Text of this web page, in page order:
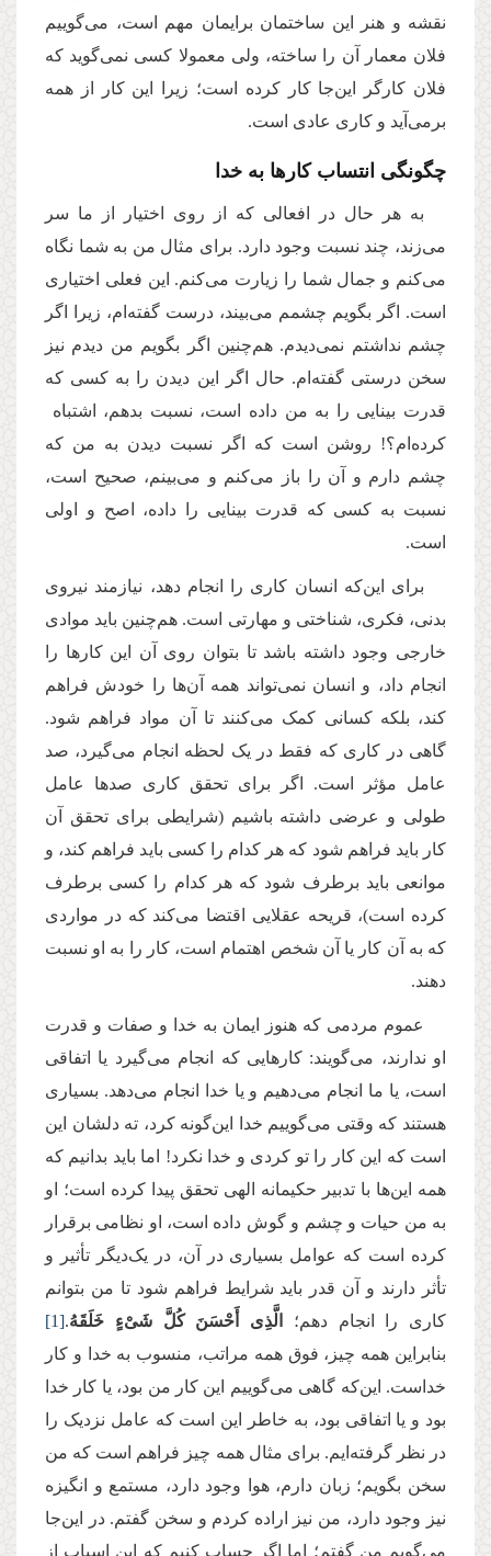
نقشه و هنر این ساختمان برایمان مهم است، می‌گوییم
فلان معمار آن را ساخته، ولی معمولا کسی نمی‌گوید که
فلان کارگر این‌جا کار کرده است؛ زیرا این کار از همه
برمی‌آید و کاری عادی است.
چگونگی انتساب کارها به خدا
به هر حال در افعالی که از روی اختیار از ما سر
می‌زند، چند نسبت وجود دارد. برای مثال من به شما نگاه
می‌کنم و جمال شما را زیارت می‌کنم. این فعلی اختیاری
است. اگر بگویم چشمم می‌بیند، درست گفته‌ام، زیرا اگر
چشم نداشتم نمی‌دیدم. هم‌چنین اگر بگویم من دیدم نیز
سخن درستی گفته‌ام. حال اگر این دیدن را به کسی که
قدرت بینایی را به من داده است، نسبت بدهم، اشتباه
کرده‌ام؟! روشن است که اگر نسبت دیدن به من که
چشم دارم و آن را باز می‌کنم و می‌بینم، صحیح است،‌
نسبت به کسی که قدرت بینایی را داده، اصح و اولی
است.
برای این‌که انسان کاری را انجام دهد، نیازمند نیروی
بدنی، فکری، شناختی و مهارتی است. هم‌چنین باید موادی
خارجی وجود داشته باشد تا بتوان روی آن این کارها را
انجام داد، و انسان نمی‌تواند همه آن‌ها را خودش فراهم
کند، بلکه کسانی کمک می‌کنند تا آن مواد فراهم شود.
گاهی در کاری که فقط در یک لحظه انجام می‌گیرد، صد
عامل مؤثر است. اگر برای تحقق کاری صدها عامل
طولی و عرضی داشته باشیم (شرایطی برای تحقق آن
کار باید فراهم شود که هر کدام را کسی باید فراهم کند، و
موانعی باید برطرف شود که هر کدام را کسی برطرف
کرده است)، قریحه عقلایی اقتضا می‌کند که در مواردی
که به آن کار یا آن شخص اهتمام است، کار را به او نسبت
دهند.
عموم مردمی که هنوز ایمان به خدا و صفات و قدرت
او ندارند، می‌گویند: کارهایی که انجام می‌گیرد یا اتفاقی
است، یا ما انجام می‌دهیم و یا خدا انجام می‌دهد. بسیاری
هستند که وقتی می‌گوییم خدا این‌گونه کرد، ته دلشان این
است که این کار را تو کردی و خدا نکرد! اما باید بدانیم که
همه این‌‌ها با تدبیر حکیمانه الهی تحقق پیدا کرده است؛ او
به من حیات و چشم و گوش داده است، او نظامی برقرار
کرده است که عوامل بسیاری در آن، در یک‌دیگر تأثیر و
تأثر دارند و آن قدر باید شرایط فراهم شود تا من بتوانم
کاری را انجام دهم؛
الَّذِی أَحْسَنَ كُلَّ شَیْءٍ خَلَقَهُ.
[1]
بنابراین همه چیز، فوق همه مراتب، منسوب به خدا و کار
خداست. این‌که گاهی می‌گوییم این کار من بود، یا کار خدا
بود و یا اتفاقی بود، به خاطر این است که عامل نزدیک را
در نظر گرفته‌ایم. برای مثال همه چیز فراهم است که من
سخن بگویم؛ زبان دارم، هوا وجود دارد، مستمع و انگیزه
نیز وجود دارد، من نیز اراده کردم و سخن گفتم. در این‌جا
می‌گویم من گفتم؛ اما اگر حساب کنیم که این اسباب از